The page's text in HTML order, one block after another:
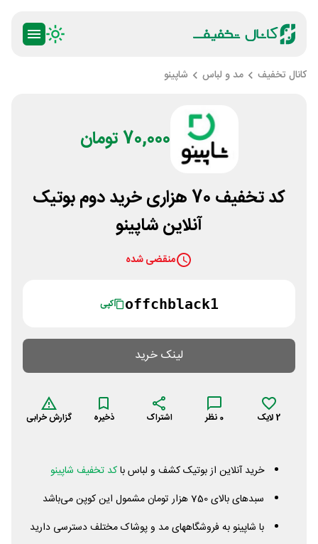
کانال تخفیف مد و لباس شاپینو
70,000 تومان
کد تخفیف 70 هزاری خرید دوم بوتیک
آنلاین شاپینو
منقضی شده
offchblack1 کپی
لینک خرید
2لایک 0 نظر اشتراک ذخیره گزارش خرابی
خرید آنلاین از بوتیک کشف و لباس باکد تخفیف شاپینو
سبدهای بالای 750 هزار تومان مشمول این کوپن می‌باشد
با شاپینو به فروشگاههای مد و پوشاک مختلف دسترسی دارید